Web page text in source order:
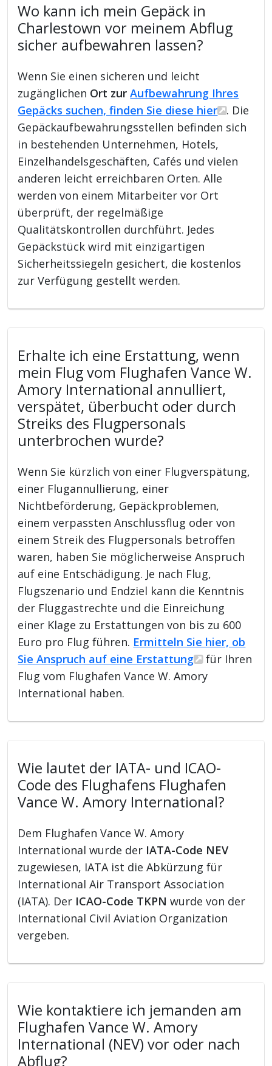
Wo kann ich mein Gepäck in
Charlestown vor meinem Abflug
sicher aufbewahren lassen?
Wenn Sie einen sicheren und leicht
zugänglichen Ort zurAufbewahrung Ihres
Gepäcks suchen, finden Sie diese hier
. Die
Gepäckaufbewahrungsstellen befinden sich
in bestehenden Unternehmen, Hotels,
Einzelhandelsgeschäften, Cafés und vielen
anderen leicht erreichbaren Orten. Alle
werden von einem Mitarbeiter vor Ort
überprüft, der regelmäßige
Qualitätskontrollen durchführt. Jedes
Gepäckstück wird mit einzigartigen
Sicherheitssiegeln gesichert, die kostenlos
zur Verfügung gestellt werden.
Erhalte ich eine Erstattung, wenn
mein Flug vom Flughafen Vance W.
Amory International annulliert,
verspätet, überbucht oder durch
Streiks des Flugpersonals
unterbrochen wurde?
Wenn Sie kürzlich von einer Flugverspätung,
einer Flugannullierung, einer
Nichtbeförderung, Gepäckproblemen,
einem verpassten Anschlussflug oder von
einem Streik des Flugpersonals betroffen
waren, haben Sie möglicherweise Anspruch
auf eine Entschädigung. Je nach Flug,
Flugszenario und Endziel kann die Kenntnis
der Fluggastrechte und die Einreichung
einer Klage zu Erstattungen von bis zu 600
Euro pro Flug führen. Ermitteln Sie hier, ob
Sie Anspruch auf eine Erstattung
für Ihren
Flug vom Flughafen Vance W. Amory
International haben.
Wie lautet der IATA- und ICAO-
Code des Flughafens Flughafen
Vance W. Amory International?
Dem Flughafen Vance W. Amory
International wurde der IATA-Code NEV
zugewiesen, IATA ist die Abkürzung für
International Air Transport Association
(IATA). Der ICAO-Code TKPN wurde von der
International Civil Aviation Organization
vergeben.
Wie kontaktiere ich jemanden am
Flughafen Vance W. Amory
International (NEV) vor oder nach
Abflug?